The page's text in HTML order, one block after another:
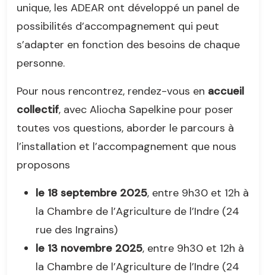
unique, les ADEAR ont développé un panel de
possibilités d’accompagnement qui peut
s’adapter en fonction des besoins de chaque
personne.
Pour nous rencontrez, rendez-vous en accueil
collectif, avec Aliocha Sapelkine pour poser
toutes vos questions, aborder le parcours à
l’installation et l’accompagnement que nous
proposons
le 18 septembre 2025, entre 9h30 et 12h à
la Chambre de l’Agriculture de l’Indre (24
rue des Ingrains)
le 13 novembre 2025, entre 9h30 et 12h à
la Chambre de l’Agriculture de l’Indre (24